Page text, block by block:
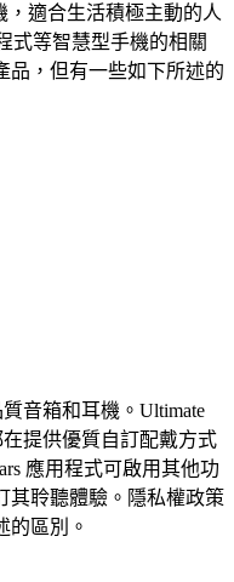
，適合生活積極主動的人
式等智慧型手機的相關
品，但有一些如下所述的
音箱和耳機。Ultimate
提供優質自訂配戴方式
應用程式可啟用其他功
其聆聽體驗。隱私權政策
的區別。